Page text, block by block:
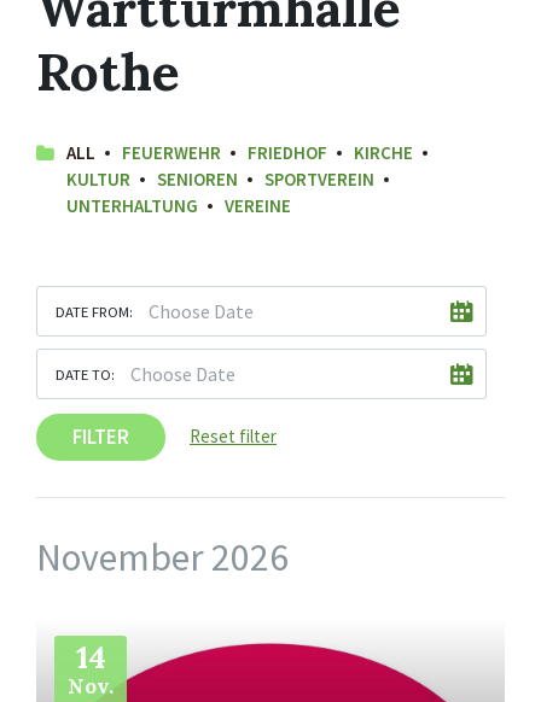
Rothe
ALL FEUERWEHR FRIEDHOF
KIRCHE
KULTUR
SENIOREN
SPORTVEREIN
UNTERHALTUNG
VEREINE
DATE FROM:
DATE TO:
FILTER Reset filter
November 2026
14
Nov.